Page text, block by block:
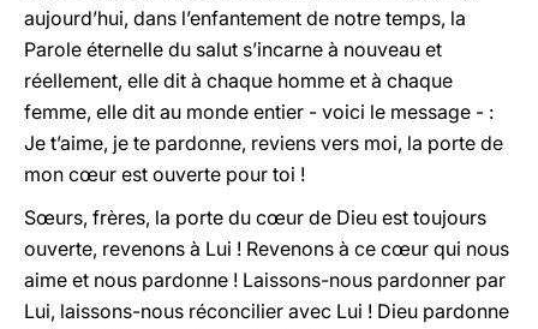
aujourd’hui, dans l’enfantement de notre temps, la
Parole éternelle du salut s’incarne à nouveau et
réellement, elle dit à chaque homme et à chaque
femme, elle dit au monde entier - voici le message - :
Je t’aime, je te pardonne, reviens vers moi, la porte de
mon cœur est ouverte pour toi !
Sœurs, frères, la porte du cœur de Dieu est toujours
ouverte, revenons à Lui ! Revenons à ce cœur qui nous
aime et nous pardonne ! Laissons-nous pardonner par
Lui, laissons-nous réconcilier avec Lui ! Dieu pardonne